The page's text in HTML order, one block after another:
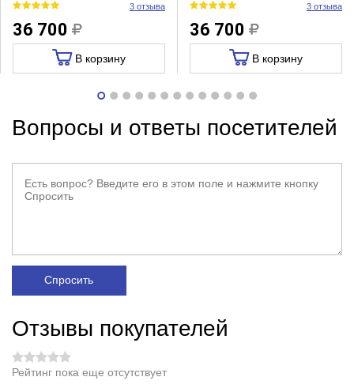
3 отзыва
36 700
В корзину
3 отзыва
36 700
В корзину
Вопросы и ответы посетителей
Спросить
Отзывы покупателей
Рейтинг пока еще отсутствует